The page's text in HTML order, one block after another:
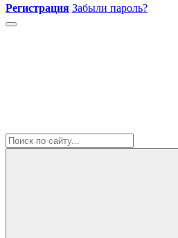
Регистрация Забыли пароль?